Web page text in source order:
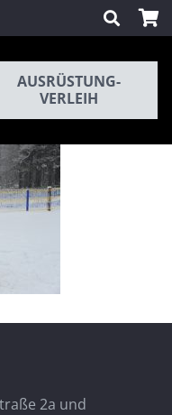
AUSRÜSTUNG-
VERLEIH
2a und